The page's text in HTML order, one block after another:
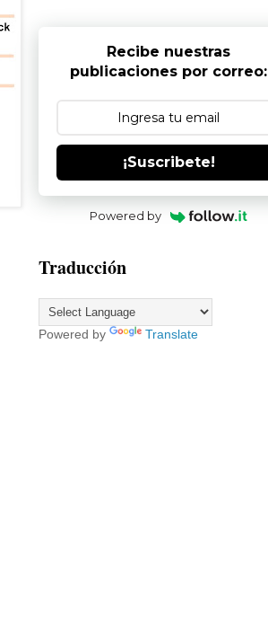
Recibe nuestras
publicaciones por correo:
¡Suscribete!
Powered by
Traducción
Powered by Translate